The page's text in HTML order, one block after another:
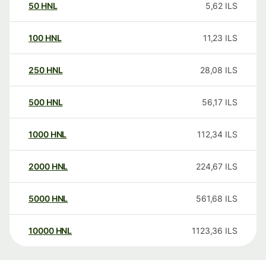
50 HNL 5,62 ILS
100 HNL 11,23 ILS
250 HNL 28,08 ILS
500 HNL 56,17 ILS
1000 HNL 112,34 ILS
2000 HNL 224,67 ILS
5000 HNL 561,68 ILS
10000 HNL 1123,36 ILS